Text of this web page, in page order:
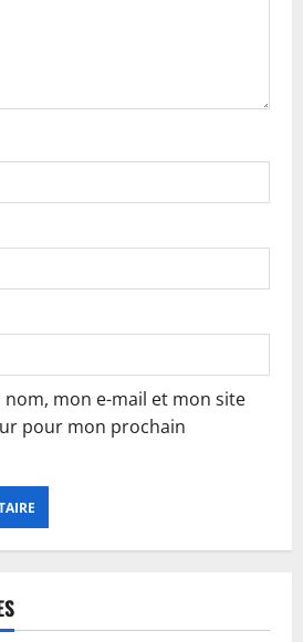
mon e-mail et mon site
pour mon prochain